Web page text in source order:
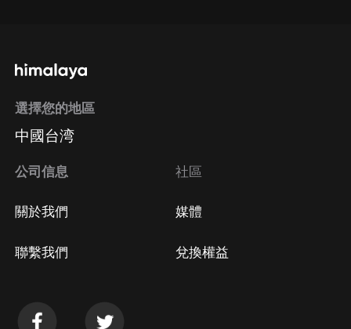
選擇您的地區
中國台湾
公司信息
關於我們
聯繫我們
社區
媒體
兌換權益